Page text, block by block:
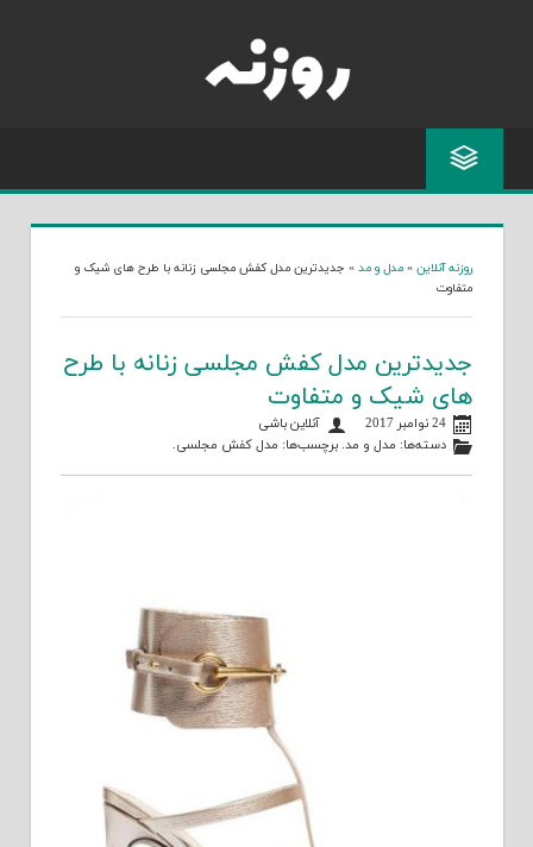
روزنه آنلاین » مدل و مد » جدیدترین مدل کفش مجلسی زنانه با طرح های شیک و
متفاوت
جدیدترین مدل کفش مجلسی زنانه با طرح
های شیک و متفاوت
24 نوامبر 2017
آنلاین باشی
دسته‌ها: مدل و مد. برچسب‌ها: مدل کفش مجلسی.